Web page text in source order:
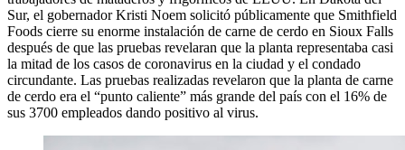
Sur, el gobernador Kristi Noem solicitó públicamente que Smithfield
Foods cierre su enorme instalación de carne de cerdo en Sioux Falls
después de que las pruebas revelaran que la planta representaba casi
la mitad de los casos de coronavirus en la ciudad y el condado
circundante. Las pruebas realizadas revelaron que la planta de carne
de cerdo era el “punto caliente” más grande del país con el 16% de
sus 3700 empleados dando positivo al virus.